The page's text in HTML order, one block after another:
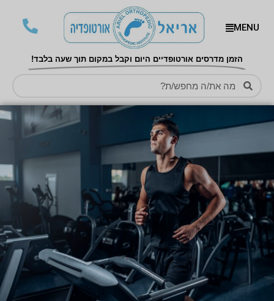
MENU
הזמן מדרסים אורטופדיים היום וקבל במקום תוך שעה בלבד!